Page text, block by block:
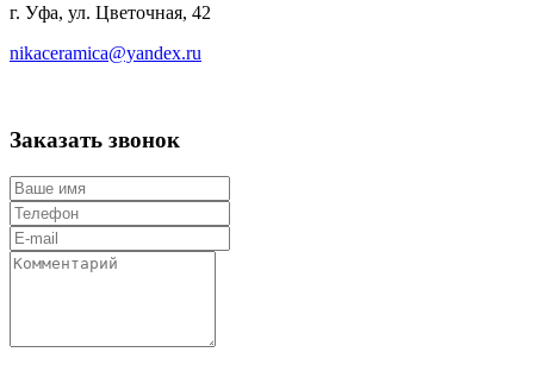
г. Уфа, ул. Цветочная, 42
nikaceramica@yandex.ru
Заказать звонок